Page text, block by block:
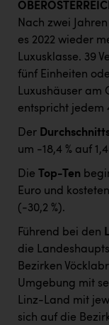
Nach zwei
es 2022 wieder
Luxusklasse. 39
fünf Einheiten
Luxushäuser am
entspricht jedem
Der
um -18,4 % auf
Die Top-Ten
Euro und
(-30,2 %).
Führend bei den
die
Bezirken
Umgebung mit
Linz-Land mit
sich auf die